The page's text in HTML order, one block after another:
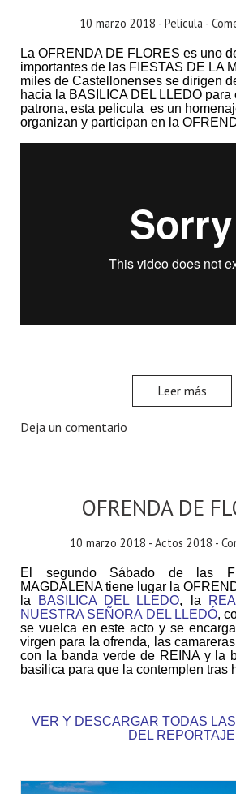
10 marzo 2018 - Pelicula -
La OFRENDA DE FLORES es uno
importantes de las FIESTAS DE LA
miles de Castellonenses se dirigen
hacia la BASILICA DEL LLEDO para
patrona, esta pelicula es un
organizan y participan en la
Leer más
Deja un comentario
OFRENDA DE
10 marzo 2018 - Actos 2018 -
El segundo Sábado de las
MAGDALENA tiene lugar la
la
BASILICA DEL LLEDO, la
NUESTRA SEÑORA DEL LLEDÓ,
se vuelca en este acto y se
virgen para la ofrenda, las
con la banda verde de REINA y la
basilica para que la contemplen tras
VER Y DESCARGAR TODAS
DEL REPORTAJE